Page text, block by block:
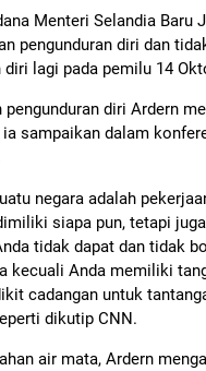
Menteri Selandia Baru
pengunduran diri dan
lagi pada pemilu 14
pengunduran diri Ardern
sampaikan dalam
negara adalah
siapa pun, tetapi
tidak dapat dan tidak
kecuali Anda memiliki
cadangan untuk
dikutip CNN.
air mata, Ardern